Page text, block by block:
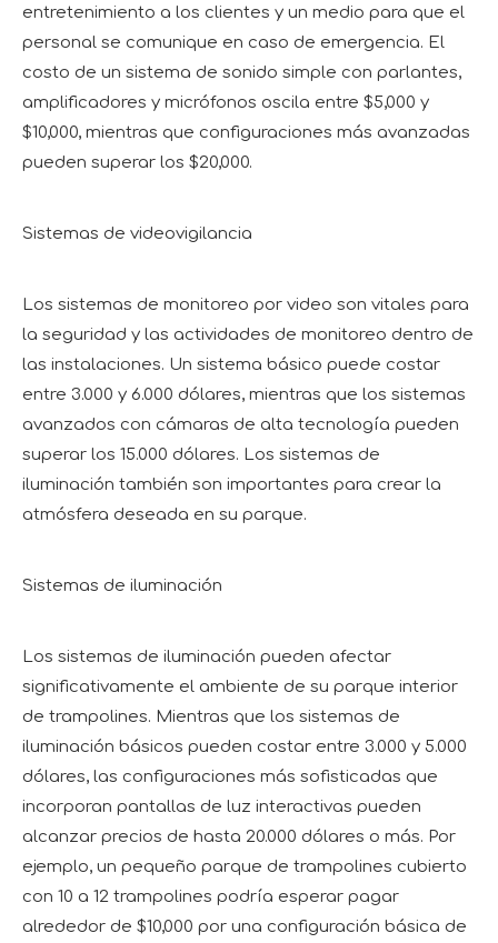
entretenimiento a los clientes y un medio para que el
personal se comunique en caso de emergencia. El
costo de un sistema de sonido simple con parlantes,
amplificadores y micrófonos oscila entre $5,000 y
$10,000, mientras que configuraciones más avanzadas
pueden superar los $20,000.
Sistemas de videovigilancia
Los sistemas de monitoreo por video son vitales para
la seguridad y las actividades de monitoreo dentro de
las instalaciones. Un sistema básico puede costar
entre 3.000 y 6.000 dólares, mientras que los sistemas
avanzados con cámaras de alta tecnología pueden
superar los 15.000 dólares. Los sistemas de
iluminación también son importantes para crear la
atmósfera deseada en su parque.
Sistemas de iluminación
Los sistemas de iluminación pueden afectar
significativamente el ambiente de su parque interior
de trampolines. Mientras que los sistemas de
iluminación básicos pueden costar entre 3.000 y 5.000
dólares, las configuraciones más sofisticadas que
incorporan pantallas de luz interactivas pueden
alcanzar precios de hasta 20.000 dólares o más. Por
ejemplo, un pequeño parque de trampolines cubierto
con 10 a 12 trampolines podría esperar pagar
alrededor de $10,000 por una configuración básica de